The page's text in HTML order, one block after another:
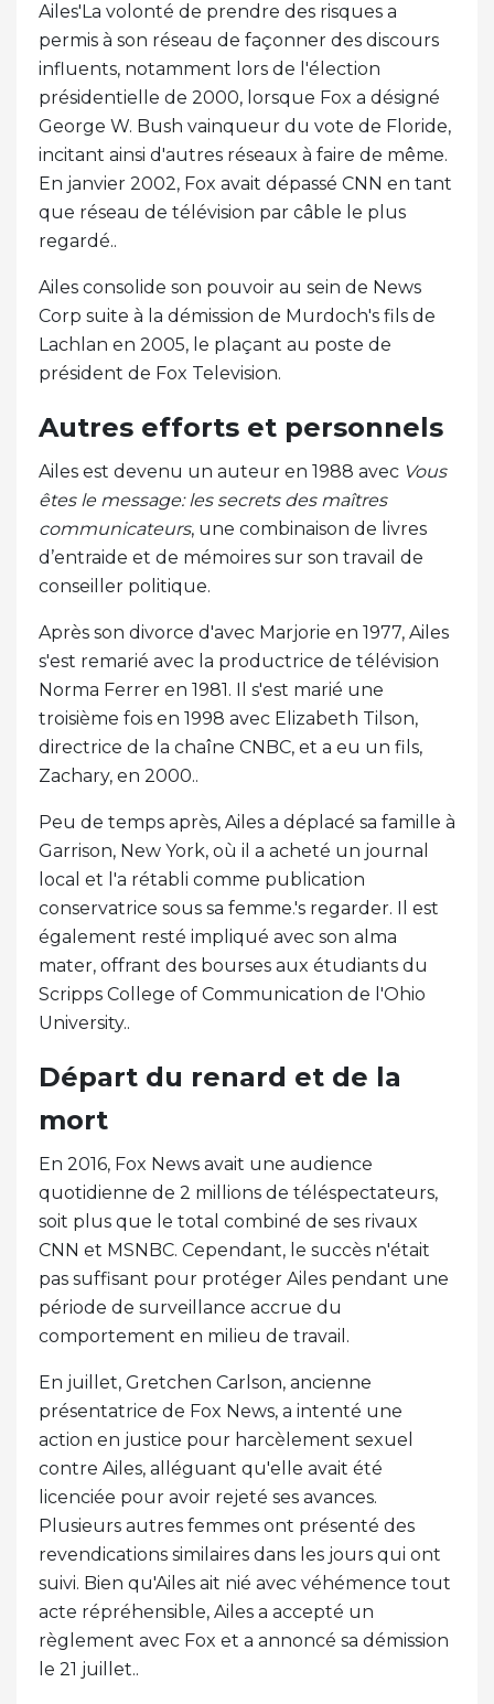
Ailes'La volonté de prendre des risques a
permis à son réseau de façonner des discours
influents, notamment lors de l'élection
présidentielle de 2000, lorsque Fox a désigné
George W. Bush vainqueur du vote de Floride,
incitant ainsi d'autres réseaux à faire de même.
En janvier 2002, Fox avait dépassé CNN en tant
que réseau de télévision par câble le plus
regardé..
Ailes consolide son pouvoir au sein de News
Corp suite à la démission de Murdoch's fils de
Lachlan en 2005, le plaçant au poste de
président de Fox Television.
Autres efforts et personnels
Ailes est devenu un auteur en 1988 avec Vous
êtes le message: les secrets des maîtres
communicateurs, une combinaison de livres
d’entraide et de mémoires sur son travail de
conseiller politique.
Après son divorce d'avec Marjorie en 1977, Ailes
s'est remarié avec la productrice de télévision
Norma Ferrer en 1981. Il s'est marié une
troisième fois en 1998 avec Elizabeth Tilson,
directrice de la chaîne CNBC, et a eu un fils,
Zachary, en 2000..
Peu de temps après, Ailes a déplacé sa famille à
Garrison, New York, où il a acheté un journal
local et l'a rétabli comme publication
conservatrice sous sa femme.'s regarder. Il est
également resté impliqué avec son alma
mater, offrant des bourses aux étudiants du
Scripps College of Communication de l'Ohio
University..
Départ du renard et de la
mort
En 2016, Fox News avait une audience
quotidienne de 2 millions de téléspectateurs,
soit plus que le total combiné de ses rivaux
CNN et MSNBC. Cependant, le succès n'était
pas suffisant pour protéger Ailes pendant une
période de surveillance accrue du
comportement en milieu de travail.
En juillet, Gretchen Carlson, ancienne
présentatrice de Fox News, a intenté une
action en justice pour harcèlement sexuel
contre Ailes, alléguant qu'elle avait été
licenciée pour avoir rejeté ses avances.
Plusieurs autres femmes ont présenté des
revendications similaires dans les jours qui ont
suivi. Bien qu'Ailes ait nié avec véhémence tout
acte répréhensible, Ailes a accepté un
règlement avec Fox et a annoncé sa démission
le 21 juillet..